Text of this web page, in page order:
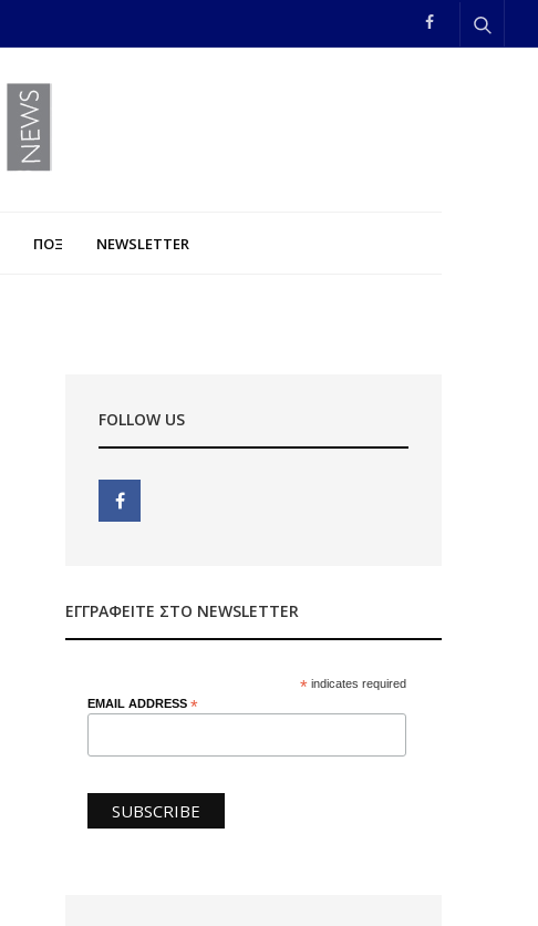
ΠΟΞ NEWSLETTER
FOLLOW US
ΕΓΓΡΑΦΕΊΤΕ ΣΤΟ NEWSLETTER
* indicates required
EMAIL ADDRESS *